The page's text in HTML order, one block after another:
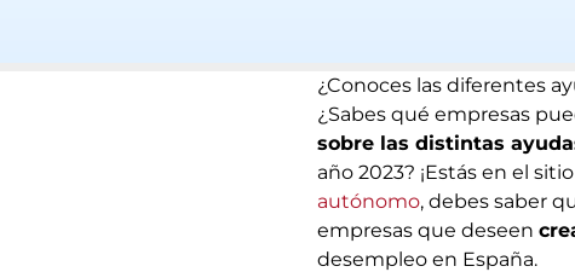
¿Conoces las diferentes
¿Sabes qué empresas
sobre las distintas
año 2023? ¡Estás en el
autónomo, debes saber
empresas que deseen
desempleo en España.